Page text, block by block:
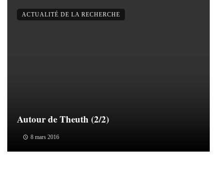
Autour de Theuth (2/2)
8 mars 2016
ACTUALITÉ DE LA RECHERCHE